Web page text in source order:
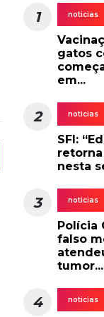
1 noticias
gatos
em...
2 noticias
SFI:
nesta
3 noticias
Polícia
falso
tumor...
4 noticias